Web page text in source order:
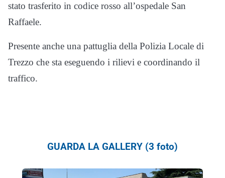
stato trasferito in codice rosso all’ospedale San
Raffaele.
Presente anche una pattuglia della Polizia Locale di
Trezzo che sta eseguendo i rilievi e coordinando il
traffico.
GUARDA LA GALLERY (3 foto)